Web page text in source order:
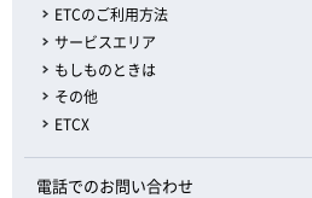
ETCのご利用方法
サービスエリア
もしものときは
その他
ETCX
電話でのお問い合わせ